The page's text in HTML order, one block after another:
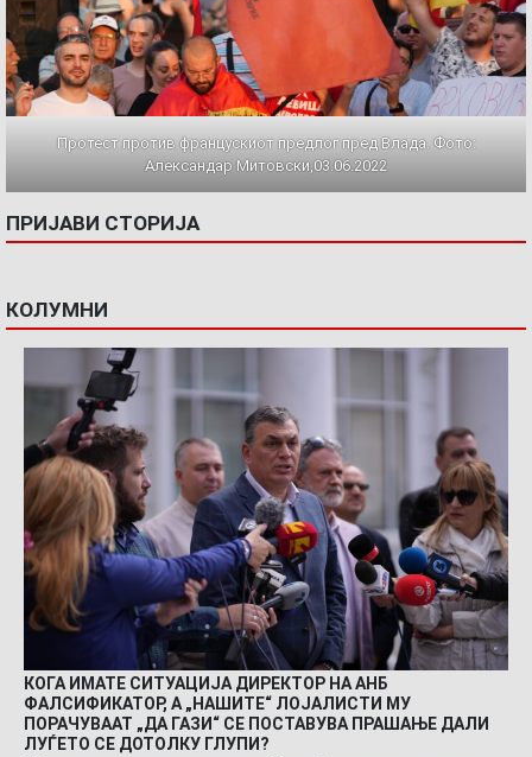
Протест против францускиот предлог пред Влада. Фото:
Александар Митовски,03.06.2022
ПРИЈАВИ СТОРИЈА
КОЛУМНИ
КОГА ИМАТЕ СИТУАЦИЈА ДИРЕКТОР НА АНБ
ФАЛСИФИКАТОР, А „НАШИТЕ“ ЛОЈАЛИСТИ МУ
ПОРАЧУВААТ „ДА ГАЗИ“ СЕ ПОСТАВУВА ПРАШАЊЕ ДАЛИ
ЛУЃЕТО СЕ ДОТОЛКУ ГЛУПИ?